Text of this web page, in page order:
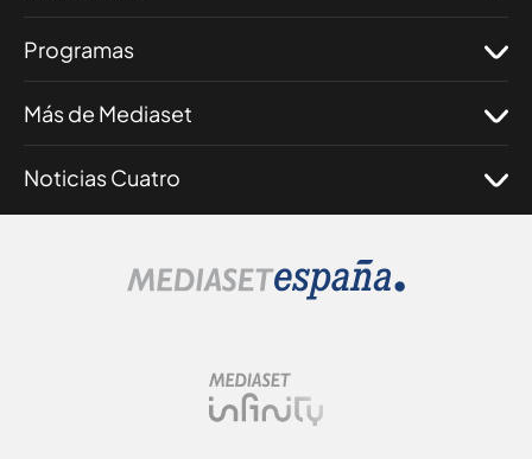
Programas
Más de Mediaset
Noticias Cuatro